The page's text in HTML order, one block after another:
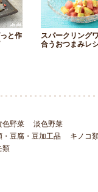
と作
スパークリング
合うおつまみレ
色野菜
淡色野菜
・豆腐・豆加工品
キノコ
類